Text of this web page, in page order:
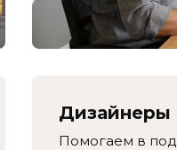
Дизайнеры
Помогаем в